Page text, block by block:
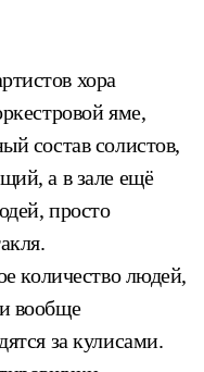
хора
яме,
состав солистов,
а в зале ещё
просто
количество людей,
вообще
за кулисами.